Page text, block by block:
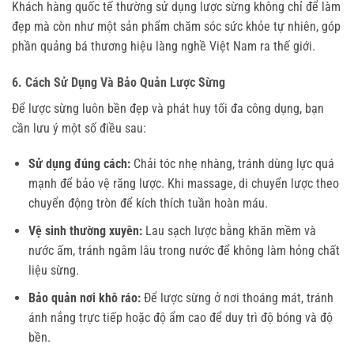
Khách hàng quốc tế thường sử dụng lược sừng không chỉ để làm
đẹp mà còn như một sản phẩm chăm sóc sức khỏe tự nhiên, góp
phần quảng bá thương hiệu làng nghề Việt Nam ra thế giới.
6. Cách Sử Dụng Và Bảo Quản Lược Sừng
Để lược sừng luôn bền đẹp và phát huy tối đa công dụng, bạn
cần lưu ý một số điều sau:
Sử dụng đúng cách:Chải tóc nhẹ nhàng, tránh dùng lực quá
mạnh để bảo vệ răng lược. Khi massage, di chuyển lược theo
chuyển động tròn để kích thích tuần hoàn máu.
Vệ sinh thường xuyên:Lau sạch lược bằng khăn mềm và
nước ấm, tránh ngâm lâu trong nước để không làm hỏng chất
liệu sừng.
Bảo quản nơi khô ráo:Để lược sừng ở nơi thoáng mát, tránh
ánh nắng trực tiếp hoặc độ ẩm cao để duy trì độ bóng và độ
bền.